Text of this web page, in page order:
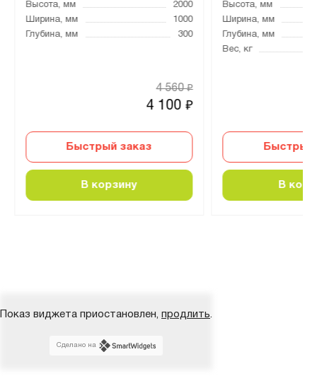
Высота, мм
2000
Ширина, мм
1000
Глубина, мм
300
4 100₽
4 560₽
Быстрый заказ
В корзину
Высота, мм
Ширина, мм
Глубина, мм
Вес, кг
Быстрый
В
Показ виджета приостановлен, продлить.
Сделано на